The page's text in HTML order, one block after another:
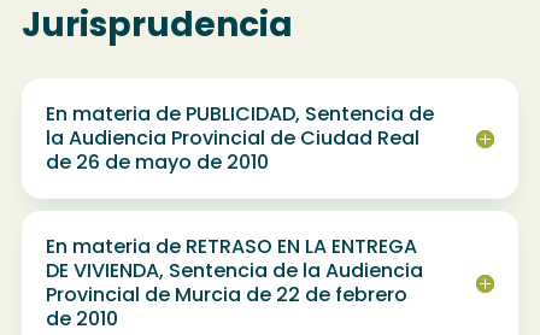
Jurisprudencia
En materia de PUBLICIDAD, Sentencia de
la Audiencia Provincial de Ciudad Real
de 26 de mayo de 2010
En materia de RETRASO EN LA ENTREGA
DE VIVIENDA, Sentencia de la Audiencia
Provincial de Murcia de 22 de febrero
de 2010